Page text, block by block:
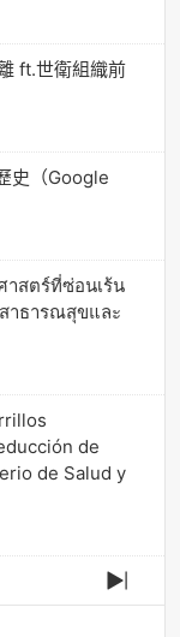
ft.世衛組織前
史（Google
าสตร์ที่ซ่อนเร้น
าธารณสุขและ
de
de Salud y
Next